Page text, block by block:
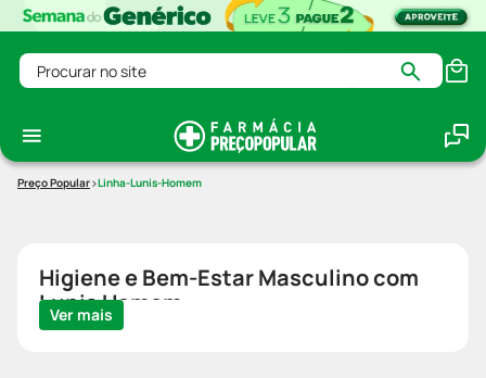
Procurar no site
Linha-Lunis-Homem
Higiene e Bem-Estar Masculino com
Lunis Homem
Ver mais